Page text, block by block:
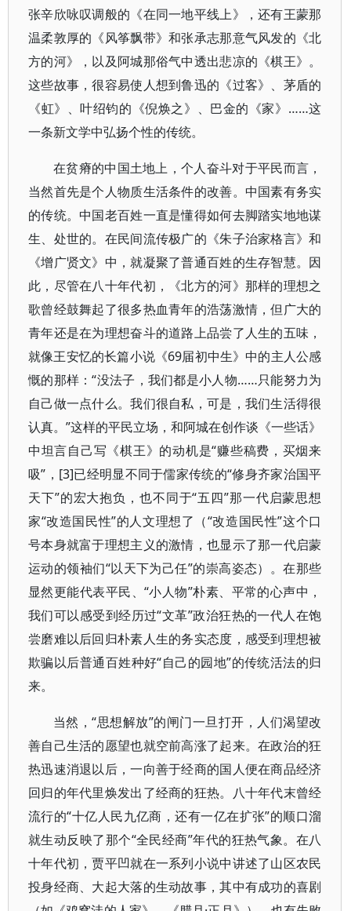
张辛欣咏叹调般的《在同一地平线上》，还有王蒙那
温柔敦厚的《风筝飘带》和张承志那意气风发的《北
方的河》，以及阿城那俗气中透出悲凉的《棋王》。
这些故事，很容易使人想到鲁迅的《过客》、茅盾的
《虹》、叶绍钧的《倪焕之》、巴金的《家》……这
一条新文学中弘扬个性的传统。
在贫瘠的中国土地上，个人奋斗对于平民而言，
当然首先是个人物质生活条件的改善。中国素有务实
的传统。中国老百姓一直是懂得如何去脚踏实地地谋
生、处世的。在民间流传极广的《朱子治家格言》和
《增广贤文》中，就凝聚了普通百姓的生存智慧。因
此，尽管在八十年代初，《北方的河》那样的理想之
歌曾经鼓舞起了很多热血青年的浩荡激情，但广大的
青年还是在为理想奋斗的道路上品尝了人生的五味，
就像王安忆的长篇小说《69届初中生》中的主人公感
慨的那样：“没法子，我们都是小人物……只能努力为
自己做一点什么。我们很自私，可是，我们生活得很
认真。”这样的平民立场，和阿城在创作谈《一些话》
中坦言自己写《棋王》的动机是“赚些稿费，买烟来
吸”，[3]已经明显不同于儒家传统的“修身齐家治国平
天下”的宏大抱负，也不同于“五四”那一代启蒙思想
家“改造国民性”的人文理想了（“改造国民性”这个口
号本身就富于理想主义的激情，也显示了那一代启蒙
运动的领袖们“以天下为己任”的崇高姿态）。在那些
显然更能代表平民、“小人物”朴素、平常的心声中，
我们可以感受到经历过“文革”政治狂热的一代人在饱
尝磨难以后回归朴素人生的务实态度，感受到理想被
欺骗以后普通百姓种好“自己的园地”的传统活法的归
来。
当然，“思想解放”的闸门一旦打开，人们渴望改
善自己生活的愿望也就空前高涨了起来。在政治的狂
热迅速消退以后，一向善于经商的国人便在商品经济
回归的年代里焕发出了经商的狂热。八十年代末曾经
流行的“十亿人民九亿商，还有一亿在扩张”的顺口溜
就生动反映了那个“全民经商”年代的狂热气象。在八
十年代初，贾平凹就在一系列小说中讲述了山区农民
投身经商、大起大落的生动故事，其中有成功的喜剧